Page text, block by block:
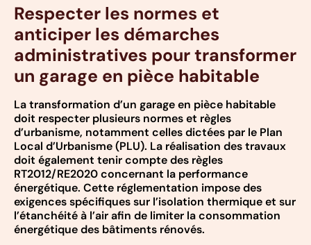
Respecter les normes et
anticiper les démarches
administratives pour transformer
un garage en pièce habitable
La transformation d’un garage en pièce habitable
doit respecter plusieurs normes et règles
d’urbanisme, notamment celles dictées par le Plan
Local d’Urbanisme (PLU). La réalisation des travaux
doit également tenir compte des règles
RT2012/RE2020 concernant la performance
énergétique. Cette réglementation impose des
exigences spécifiques sur l’isolation thermique et sur
l’étanchéité à l’air afin de limiter la consommation
énergétique des bâtiments rénovés.